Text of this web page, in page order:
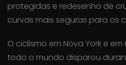
protegidas e redesenho de
curvas mais seguras para os
O ciclismo em Nova York e
todo o mundo disparou